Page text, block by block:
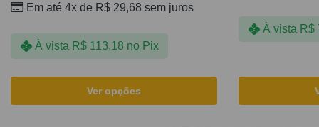
Em até 4x de R$ 29,68 sem juros
À vista R$113,18 no Pix
Ver opções
À vista R$